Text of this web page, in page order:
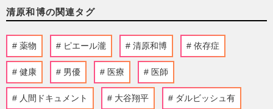
清原和博の関連タグ
薬物 ピエール瀧 清原和博 依存症
健康 男優 医療 医師
人間ドキュメント 大谷翔平 ダルビッシュ有